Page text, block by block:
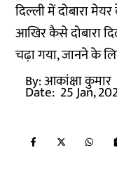
दिल्ली में दोबारा
आखिर कैसे दोबारा
चढ़ा गया, जानने के
By:आकांक्षा कुमार
Date: 25 Jan,